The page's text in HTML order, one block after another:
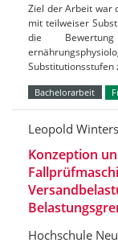
Ziel der Arbeit war
mit teilweiser
die
Substitutionsstufen
Bachelorarbeit
Leopold Winters
Konzeption
Hochschule